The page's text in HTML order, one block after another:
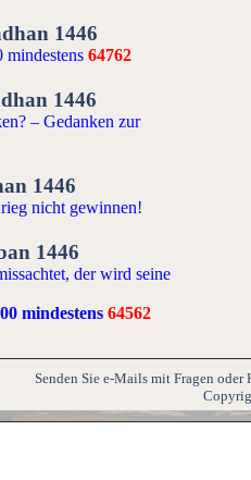
1446
mindestens 64762
1446
– Gedanken zur
1446
nicht gewinnen!
1446
der wird seine
mindestens 64562
Senden Sie e-Mails mit Fragen oder